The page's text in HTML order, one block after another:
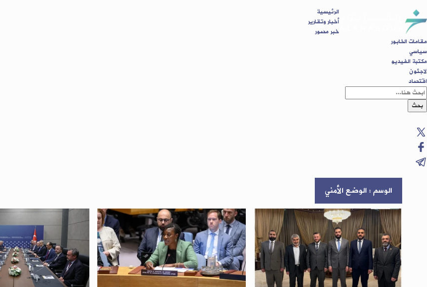
الرئيسية
أخبار وتقارير
خبر مصور
مقامات الخابور
سياسي
مكتبة الفيديو
لاجئون
اقتصاد
بحث
الوسم : الوضع الأمني